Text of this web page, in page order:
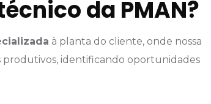
da PMAN?
à planta do cliente, onde nossa
produtivos, identificando oportunidades